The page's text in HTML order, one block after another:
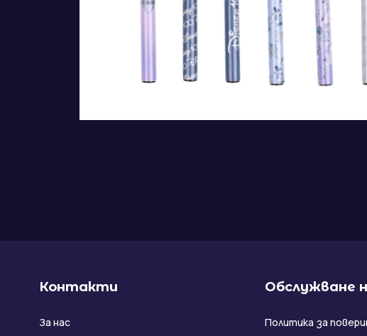
Контакти
За нас
Обслужване
Политика за